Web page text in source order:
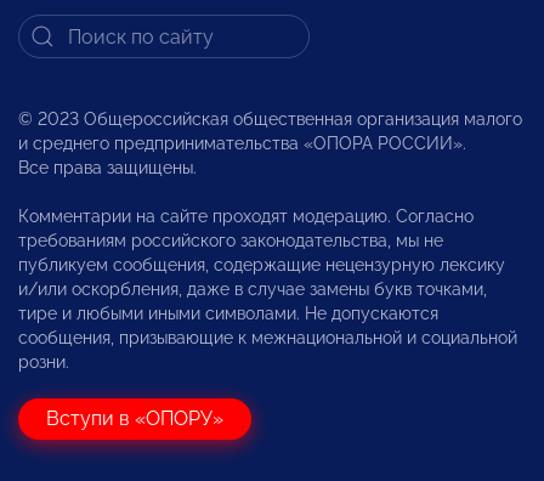
© 2023 Общероссийская общественная организация малого
и среднего предпринимательства «ОПОРА РОССИИ».
Все права защищены.
Комментарии на сайте проходят модерацию. Согласно
требованиям российского законодательства, мы не
публикуем сообщения, содержащие нецензурную лексику
и/или оскорбления, даже в случае замены букв точками,
тире и любыми иными символами. Не допускаются
сообщения, призывающие к межнациональной и социальной
розни.
Вступи в «ОПОРУ»